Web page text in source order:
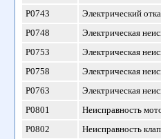
P0743
Электрический
P0748
Электрическая
P0753
Электрическая
P0758
Электрическая
P0763
Электрическая
P0801
Неисправность
P0802
Неисправность